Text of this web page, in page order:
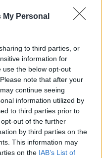
Personal
to third parties, or
information for
use the below opt-out
note that after your
continue seeing
information utilized by
to third parties prior to
out of the further
by third parties on the
This information may
on the IAB’s List of
στη Μύκονο
αστέρων του παγκόσμιου
showbiz, διαλέγοντας τη
τις φετινές καλοκαιρινές
Μανίκας έστησε
φάρσα σε υπάλληλο
– Τι έγινε στο
για τον καφέ, στημένος
ενθουσιώδεις αντιδράσεις